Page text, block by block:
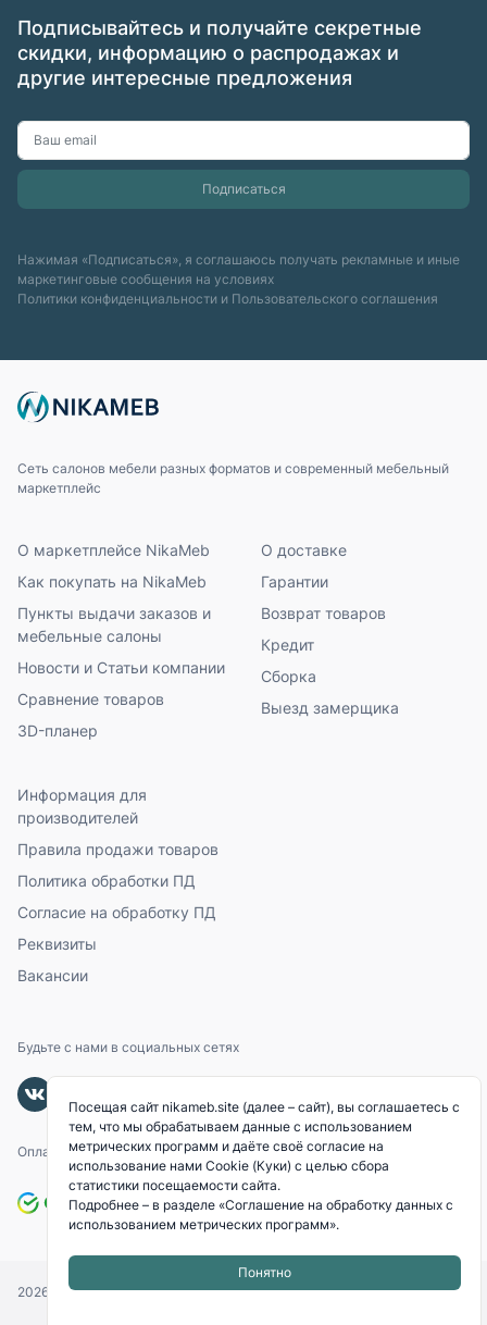
Подписывайтесь и получайте секретные
скидки, информацию о распродажах и
другие интересные предложения
Нажимая «Подписаться», я соглашаюсь получать рекламные и иные
маркетинговые сообщения на условиях
Политики конфиденциальности и Пользовательского соглашения
Сеть салонов мебели разных форматов и современный мебельный
маркетплейс
О маркетплейсе NikaMeb
Как покупать на NikaMeb
Пункты выдачи заказов и
мебельные салоны
Новости и Статьи компании
Сравнение товаров
3D-планер
О доставке
Гарантии
Возврат товаров
Кредит
Сборка
Выезд замерщика
Информация для
производителей
Правила продажи товаров
Политика обработки ПД
Согласие на обработку ПД
Реквизиты
Вакансии
Будьте с нами в социальных сетях
Оплачивайте с помощью
2026 © «NIKAMEB». Все права защищены.
Посещая сайт nikameb.site (далее – сайт), вы соглашаетесь с
тем, что мы обрабатываем данные с использованием
метрических программ и даёте своё согласие на
использование нами Cookie (Куки) с целью сбора
статистики посещаемости сайта.
Подробнее – в разделе «Соглашение на обработку данных с
использованием метрических программ».
Понятно